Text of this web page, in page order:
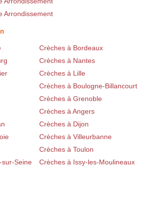
Arrondissement
Crèches à Bordeaux
Crèches à Nantes
Crèches à Lille
Crèches à Boulogne-Billancourt
Crèches à Grenoble
Crèches à Angers
Crèches à Dijon
Crèches à Villeurbanne
Crèches à Toulon
sur-Seine
Crèches à Issy-les-Moulineaux